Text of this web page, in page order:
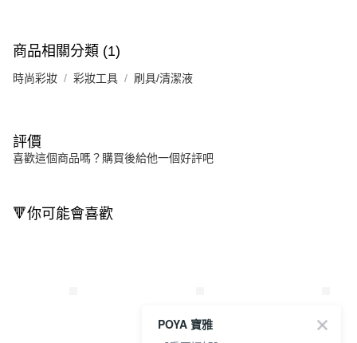
商品相關分類 (1)
時尚彩妝 彩妝工具 刷具/清潔液
評價
喜歡這個商品嗎？購買後給他一個好評吧
🔻你可能會喜歡
POYA 寶雅